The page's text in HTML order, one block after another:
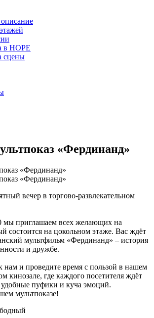
в НОРЕ
сцены
«Фердинанд»
вечер в торгово-развлекательном
мы приглашаем всех желающих на
состоится на цокольном этаже. Вас ждёт
мультфильм «Фердинанд» – история
и дружбе.
нам и проведите время с пользой в нашем
кинозале, где каждого посетителя ждёт
пуфики и куча эмоций.
мультпоказе!